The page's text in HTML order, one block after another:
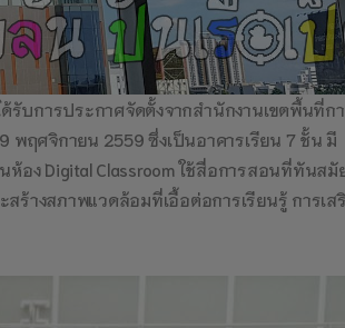
ด้รับการประกาศจัดตั้งจากสำนักงานเขตพื้นที่ก
พฤศจิกายน 2559 ซึ่งเป็นอาคารเรียน 7 ชั้น มี
อง Digital Classroom ใช้สื่อการสอนที่ทันสมั
ร้างสภาพแวดล้อมที่เอื้อต่อการเรียนรู้ การเส